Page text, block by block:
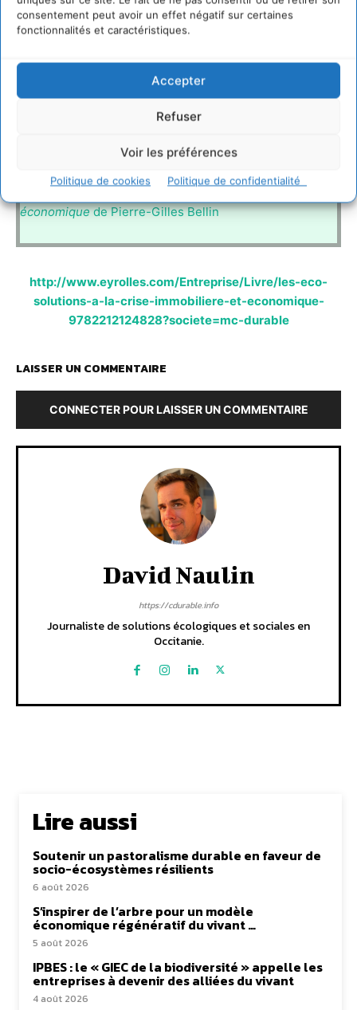
consentement peut avoir un effet négatif sur certaines
fonctionnalités et caractéristiques.
Accepter
Refuser
Voir les préférences
Politique de cookies Politique de confidentialité
DécouvrirLes éco-solutions à la crise immobilière et
économiquede Pierre-Gilles Bellin
http://www.eyrolles.com/Entreprise/Livre/les-eco-
solutions-a-la-crise-immobiliere-et-economique-
9782212124828?societe=mc-durable
LAISSER UN COMMENTAIRE
CONNECTER POUR LAISSER UN COMMENTAIRE
David Naulin
https://cdurable.info
Journaliste de solutions écologiques et sociales en
Occitanie.
Lire aussi
Soutenir un pastoralisme durable en faveur de
socio-écosystèmes résilients
6 août 2026
S’inspirer de l’arbre pour un modèle
économique régénératif du vivant …
5 août 2026
IPBES : le « GIEC de la biodiversité » appelle les
entreprises à devenir des alliées du vivant
4 août 2026